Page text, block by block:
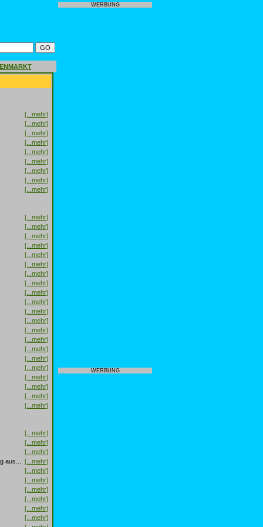
[...mehr]
[...mehr]
[...mehr]
[...mehr]
[...mehr]
[...mehr]
[...mehr]
[...mehr]
[...mehr]
[...mehr]
[...mehr]
[...mehr]
[...mehr]
[...mehr]
[...mehr]
[...mehr]
[...mehr]
[...mehr]
[...mehr]
[...mehr]
[...mehr]
[...mehr]
[...mehr]
[...mehr]
[...mehr]
[...mehr]
[...mehr]
[...mehr]
[...mehr]
[...mehr]
[...mehr]
[...mehr]
[...mehr]
aus...
[...mehr]
[...mehr]
[...mehr]
[...mehr]
[...mehr]
[...mehr]
[...mehr]
WERBUNG
WERBUNG